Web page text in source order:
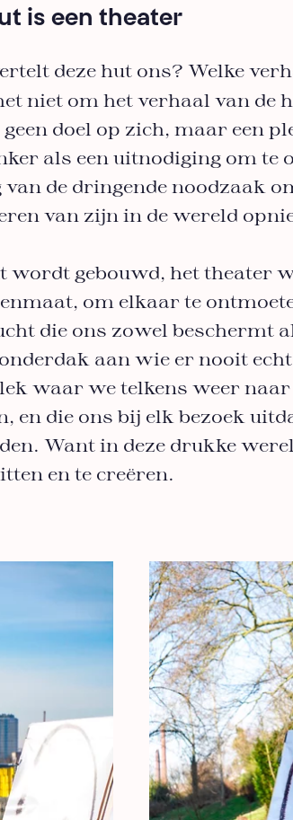
is een theater
deze hut ons? Welke
niet om het verhaal van de
doel op zich, maar een
als een uitnodiging om te
de dringende noodzaak
van zijn in de wereld
wordt gebouwd, het theater
om elkaar te
die ons zowel beschermt
aan wie er nooit
waar we telkens weer
en die ons bij elk bezoek
Want in deze drukke
en te creëren.